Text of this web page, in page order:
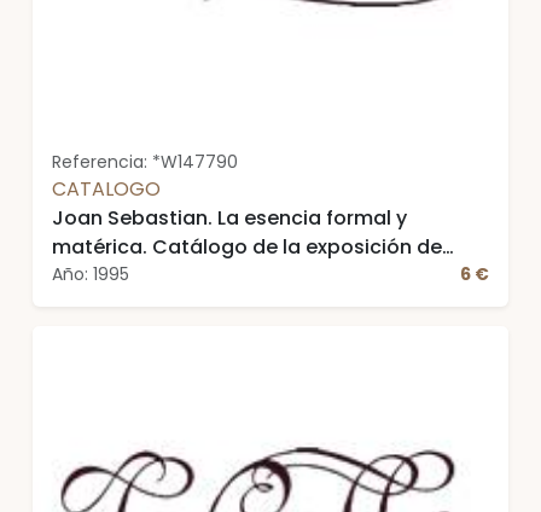
Referencia: *W147790
CATALOGO
Joan Sebastian. La esencia formal y
matérica. Catálogo de la exposición de
Joan Sebastian en el Espai d Art La Llotgeta.
Valencia, marzo-abril de 1995
Año: 1995 6 €